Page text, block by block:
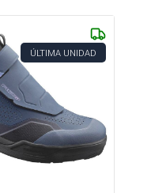
ÚLTIMA UNIDAD